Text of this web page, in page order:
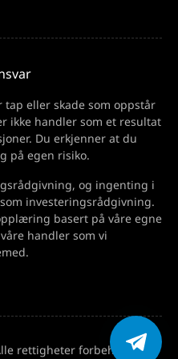
tap eller skade som oppstår
ikke handler som et resultat
Du erkjenner at du
på egen risiko.
og ingenting i
investeringsrådgivning.
basert på våre egne
handler som vi
rettigheter forbeholdt.